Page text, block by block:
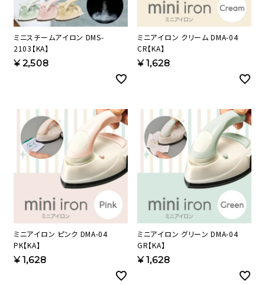
ミニスチームアイロン DMS-
2103【KA】
¥2,508
ミニアイロン クリーム DMA-04
CR【KA】
¥1,628
ミニアイロン ピンク DMA-04
PK【KA】
¥1,628
ミニアイロン グリーン DMA-04
GR【KA】
¥1,628